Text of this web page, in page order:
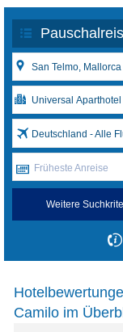
Deutschland - Alle
Früheste Anreise
Weitere
Camilo im